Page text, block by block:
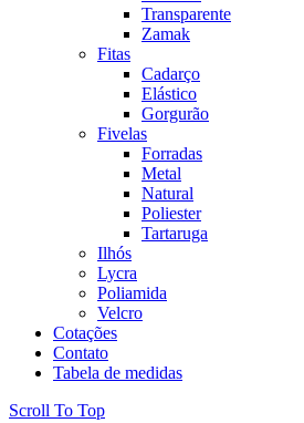
Transparente
Zamak
Fitas
Cadarço
Elástico
Gorgurão
Fivelas
Forradas
Metal
Natural
Poliester
Tartaruga
Ilhós
Lycra
Poliamida
Velcro
Cotações
Contato
Tabela de medidas
Scroll To Top